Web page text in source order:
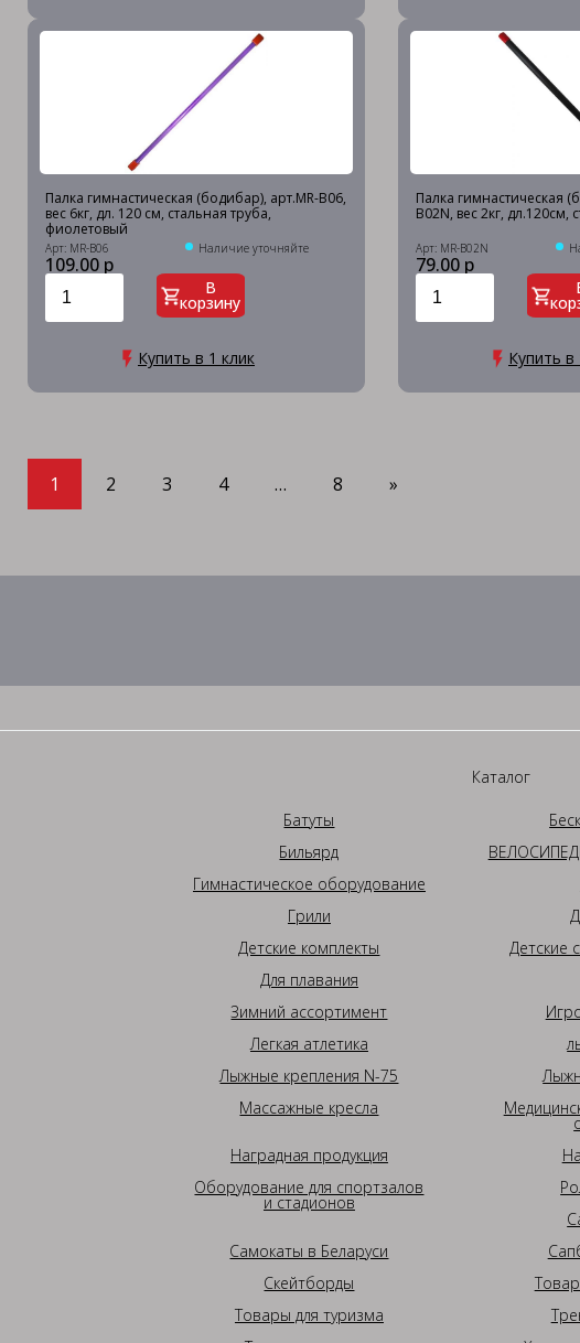
Палка гимнастическая (бодибар), арт.MR-B06,
вес 6кг, дл. 120 см, стальная труба,
фиолетовый
Арт: MR-B06 Наличие уточняйте
109.00 р
В
корзину
Купить в 1 клик
Палка гимнастическая
B02N, вес 2кг, дл.120см,
Арт: MR-B02N
79.00 р
Купить в
1 2 3 4 … 8 »
Каталог
Батуты
Бильярд
Гимнастическое оборудование
Грили
Детские комплекты
Детские
Для плавания
Зимний ассортимент
Легкая атлетика
Лыжные крепления N-75
Массажные кресла
Наградная продукция
Оборудование для спортзалов
и стадионов
Самокаты в Беларуси
Скейтборды
Товары для туризма